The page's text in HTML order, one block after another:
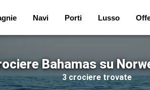
Navi Porti Lusso
Bahamas su
3 crociere trovate